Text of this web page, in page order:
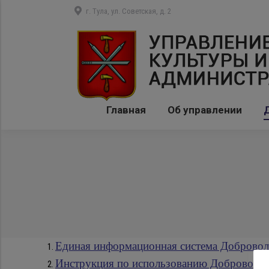
г. Тула, ул. Советская, д. 2
Главная Об управлении
Единая информационная система
Инструкция по использованию